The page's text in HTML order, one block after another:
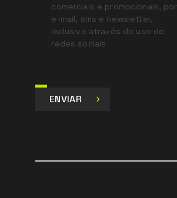
comerciais e promocionais, por
e-mail, sms e newsletter,
inclusive através do uso de
redes sociais
ENVIAR